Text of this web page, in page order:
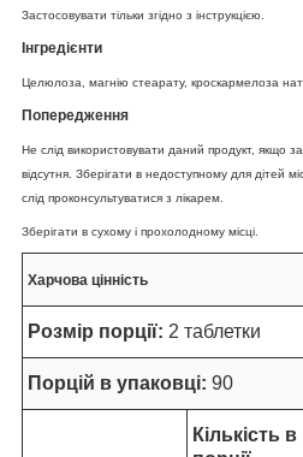
Застосовувати тільки згідно з інструкцією.
Інгредієнти
Целюлоза, магнію стеарату, кроскармелоза
Попередження
Не слід використовувати даний продукт, якщо
відсутня. Зберігати в недоступному для дітей
слід проконсультуватися з лікарем.
Зберігати в сухому і прохолодному місці.
Харчова цінність
Розмір порції: 2 таблетки
Порцій в упаковці: 90
Кількість в